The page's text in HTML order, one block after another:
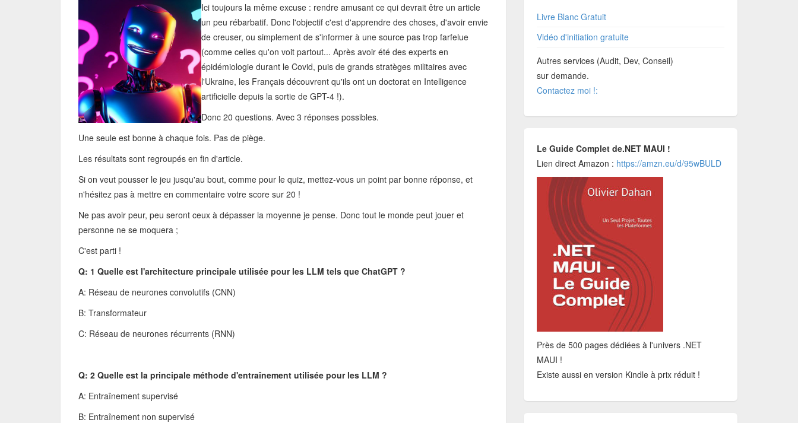
Ici toujours la même excuse : rendre amusant ce qui devrait être un article
un peu rébarbatif. Donc l'objectif c'est d'apprendre des choses, d'avoir envie
de creuser, ou simplement de s'informer à une source pas trop farfelue
(comme celles qu'on voit partout... Après avoir été des experts en
épidémiologie durant le Covid, puis de grands stratèges militaires avec
l'Ukraine, les Français découvrent qu'ils ont un doctorat en Intelligence
artificielle depuis la sortie de GPT-4 !).
Donc 20 questions. Avec 3 réponses possibles.
Une seule est bonne à chaque fois. Pas de piège.
Les résultats sont regroupés en fin d'article.
Si on veut pousser le jeu jusqu'au bout, comme pour le quiz, mettez-vous un point par bonne réponse, et
n'hésitez pas à mettre en commentaire votre score sur 20 !
Ne pas avoir peur, peu seront ceux à dépasser la moyenne je pense. Donc tout le monde peut jouer et
personne ne se moquera ;
C'est parti !
Q: 1 Quelle est l'architecture principale utilisée pour les LLM tels que ChatGPT ?
A: Réseau de neurones convolutifs (CNN)
B: Transformateur
C: Réseau de neurones récurrents (RNN)
Q: 2 Quelle est la principale méthode d'entraînement utilisée pour les LLM ?
A: Entraînement supervisé
B: Entraînement non supervisé
Livre Blanc Gratuit
Vidéo d'initiation gratuite
Autres services (Audit, Dev, Conseil)
sur demande.
Contactez moi !:
Le Guide Complet de.NET MAUI !
Lien direct Amazon : https://amzn.eu/d/95wBULD
Près de 500 pages dédiées à l'univers .NET
MAUI !
Existe aussi en version Kindle à prix réduit !